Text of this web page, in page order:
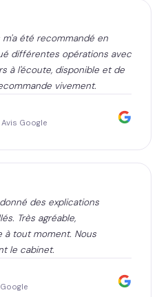
m'a été recommandé en
différentes opérations avec
à l'écoute, disponible et de
vivement.
Google
des explications
Très agréable,
à tout moment. Nous
le cabinet.